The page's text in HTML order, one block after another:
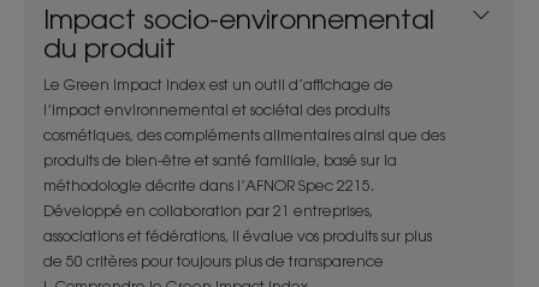
Sa formule biodegradable*** et végan**** au
parfum relaxant est conditionnée dans un flacon
sans étui en plastique 100 % recyclé et recyclable.
Bénéfices
- Lave : base lavante douce sans tensioactifs
sulfatés pour nettoyer délicatement le cuir
chevelu sensible.
Impact socio-environnemental
du produit
Le Green Impact Index est un outil d’affichage de
l’impact environnemental et sociétal des produits
cosmétiques, des compléments alimentaires ainsi que des
produits de bien-être et santé familiale, basé sur la
méthodologie décrite dans l’AFNOR Spec 2215.
Développé en collaboration par 21 entreprises,
associations et fédérations, il évalue vos produits sur plus
de 50 critères pour toujours plus de transparence